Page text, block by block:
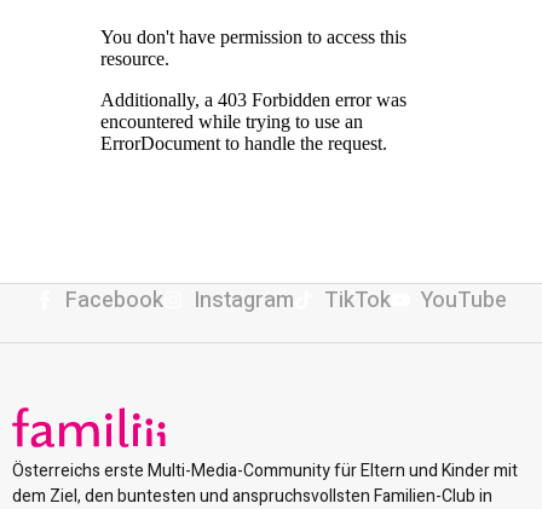
Facebook Instagram TikTok YouTube
Österreichs erste Multi-Media-Community für Eltern und Kinder mit
dem Ziel, den buntesten und anspruchsvollsten Familien-Club in